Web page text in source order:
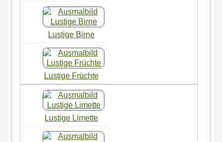
Lustige Birne
Lustige Früchte
Lustige Limette